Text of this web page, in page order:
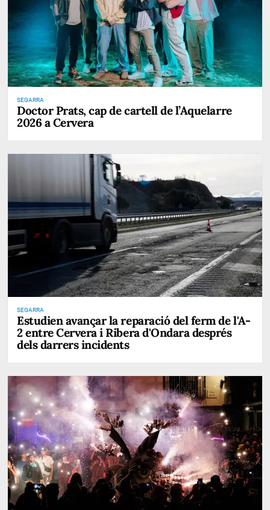
SEGARRA
Doctor Prats, cap de cartell de l’Aquelarre
2026 a Cervera
SEGARRA
Estudien avançar la reparació del ferm de l'A-
2 entre Cervera i Ribera d'Ondara després
dels darrers incidents